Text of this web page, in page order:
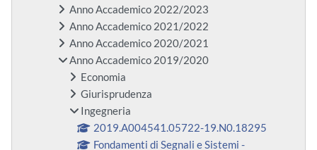
Anno Accademico 2022/2023
Anno Accademico 2021/2022
Anno Accademico 2020/2021
Anno Accademico 2019/2020
Economia
Giurisprudenza
Ingegneria
2019.A004541.05722-19.N0.18295
Fondamenti di Segnali e Sistemi -